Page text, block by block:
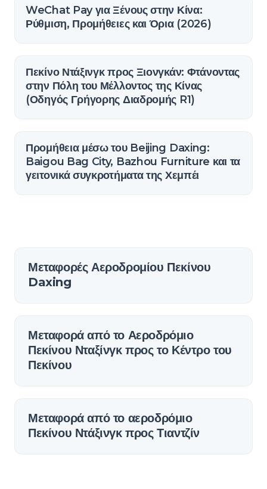
WeChat Pay για Ξένους στην Κίνα:
Ρύθμιση, Προμήθειες και Όρια (2026)
Πεκίνο Ντάξινγκ προς Ξιονγκάν: Φτάνοντας
στην Πόλη του Μέλλοντος της Κίνας
(Οδηγός Γρήγορης Διαδρομής R1)
Προμήθεια μέσω του Beijing Daxing:
Baigou Bag City, Bazhou Furniture και τα
γειτονικά συγκροτήματα της Χεμπέι
Μεταφορές Αεροδρομίου Πεκίνου
Daxing
Μεταφορά από το Αεροδρόμιο
Πεκίνου Νταξίνγκ προς το Κέντρο του
Πεκίνου
Μεταφορά από το αεροδρόμιο
Πεκίνου Ντάξινγκ προς Τιαντζίν